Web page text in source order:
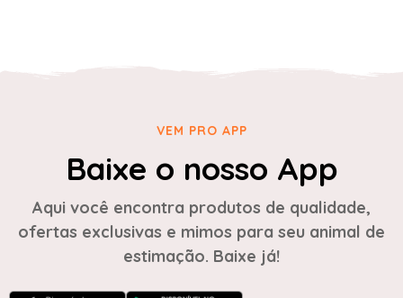
VEM PRO APP
Baixe o nosso App
Aqui você encontra produtos de qualidade,
ofertas exclusivas e mimos para seu animal de
estimação. Baixe já!